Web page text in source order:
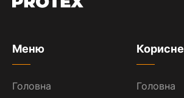
Меню
Головна
Корисне
Головна